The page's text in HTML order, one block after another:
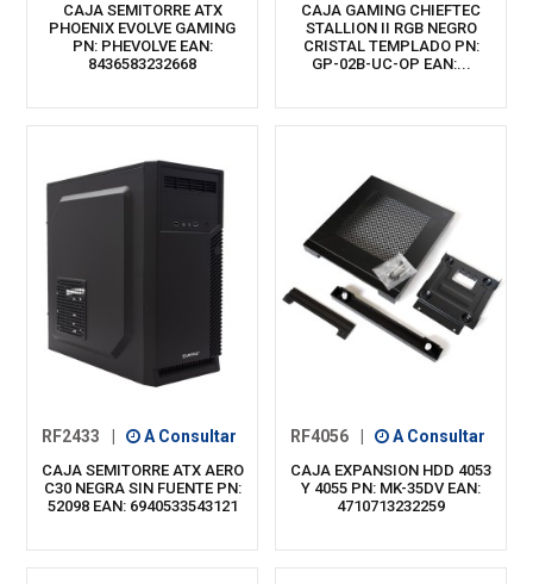
CAJA SEMITORRE ATX
PHOENIX EVOLVE GAMING
PN: PHEVOLVE EAN:
8436583232668
CAJA GAMING CHIEFTEC
STALLION II RGB NEGRO
CRISTAL TEMPLADO PN:
GP-02B-UC-OP EAN:...
RF2433 A Consultar
CAJA SEMITORRE ATX AERO
C30 NEGRA SIN FUENTE PN:
52098 EAN: 6940533543121
RF4056 A Consultar
CAJA EXPANSION HDD 4053
Y 4055 PN: MK-35DV EAN:
4710713232259